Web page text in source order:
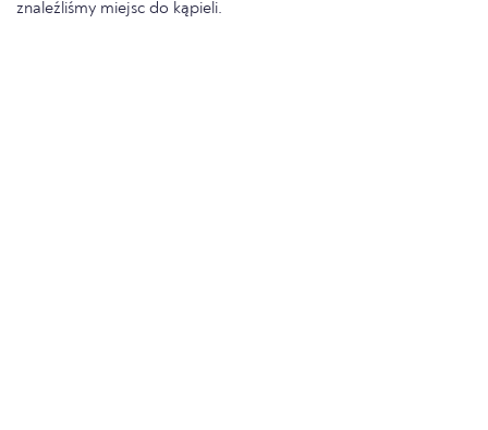
znaleźliśmy miejsc do kąpieli.